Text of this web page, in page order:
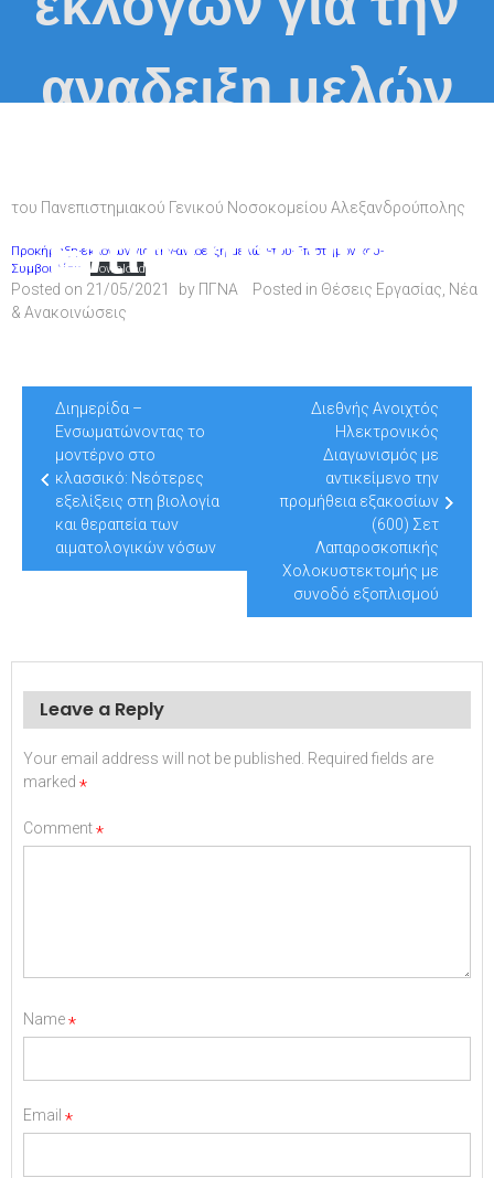
αναδειξη μελών
Επιστημονικού
Συμβουλίου
του Πανεπιστημιακού Γενικού Νοσοκομείου Αλεξανδρούπολης
Προκήρυξη-εκλογών-για-την-αναδειξη-μελών-του-Επιστημονικού-
Συμβουλίου
Download
Posted on 21/05/2021 by ΠΓΝΑ Posted in Θέσεις Εργασίας Νέα
& Ανακοινώσεις
Post
navigation
Διημερίδα –
Ενσωματώνοντας το
μοντέρνο στο
κλασσικό: Νεότερες
εξελίξεις στη βιολογία
και θεραπεία των
αιματολογικών νόσων
Διεθνής Ανοιχτός
Ηλεκτρονικός
Διαγωνισμός με
αντικείμενο την
προμήθεια εξακοσίων
(600) Σετ
Λαπαροσκοπικής
Χολοκυστεκτομής με
συνοδό εξοπλισμού
Leave a Reply
Your email address will not be published.
Required fields are
marked *
Comment*
Name*
Email *